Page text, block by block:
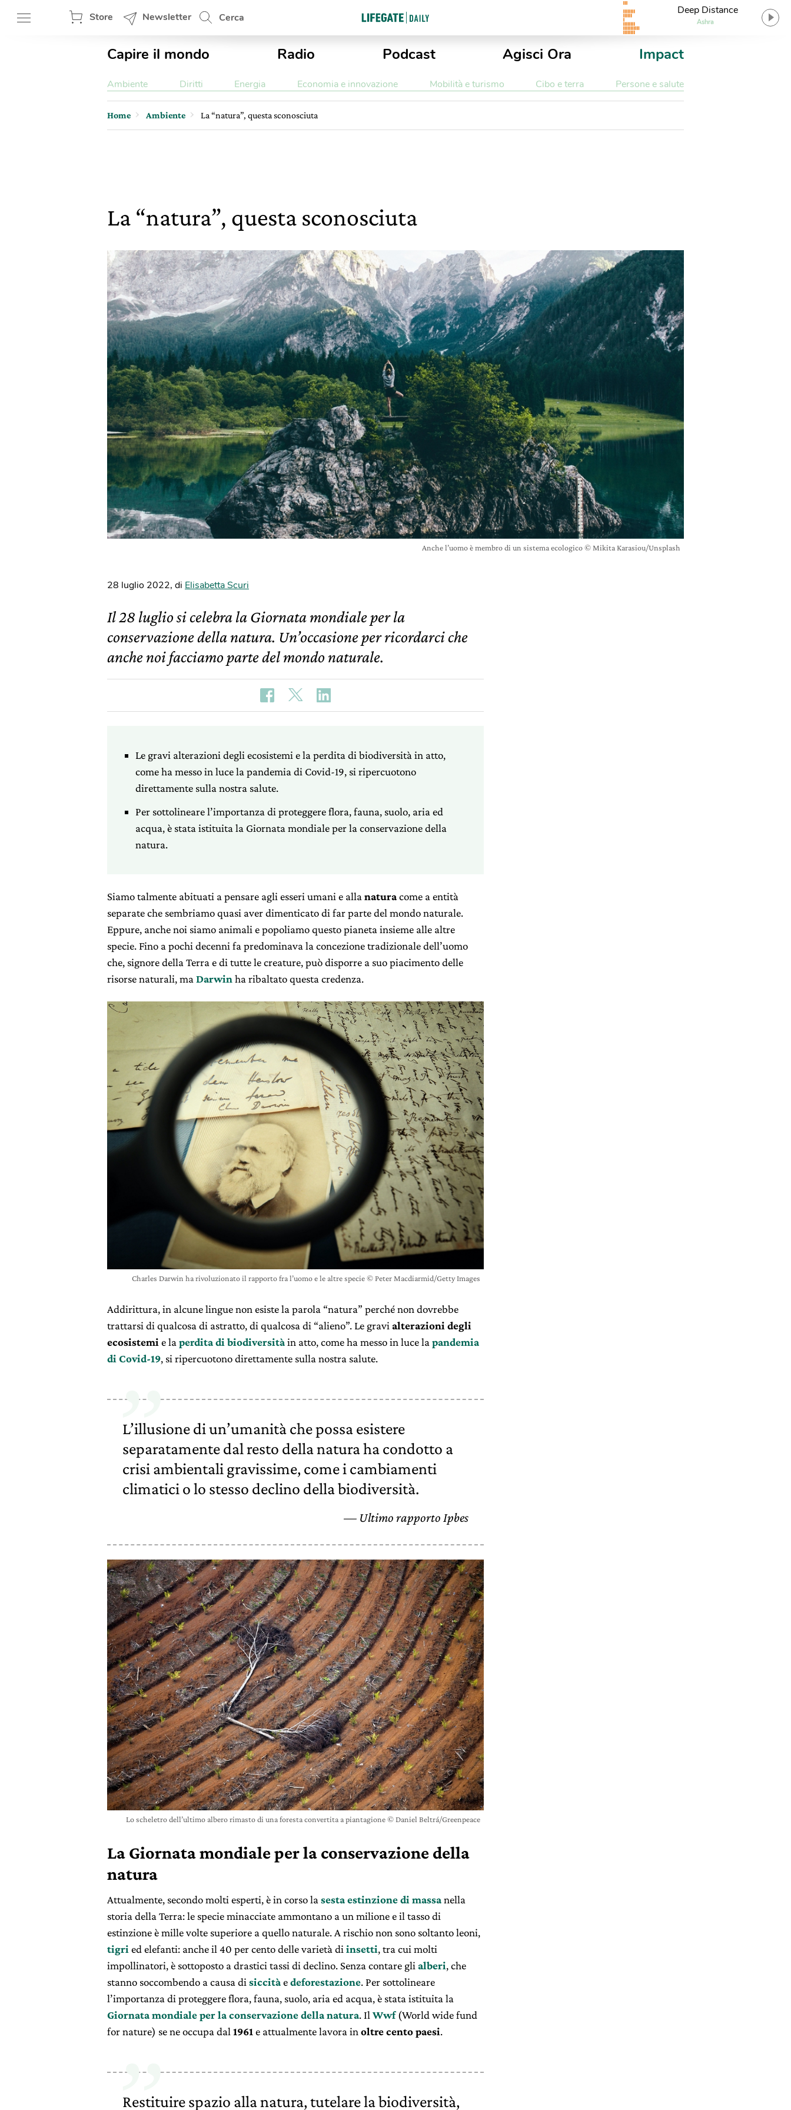
Store Newsletter Cerca
Deep Distance
Ashra
Capire il mondo Radio Podcast Agisci Ora Impact
Ambiente Diritti Energia Economia e innovazione Mobilità e turismo Cibo e terra Persone e salute
Home Ambiente La “natura”, questa sconosciuta
La “natura”, questa sconosciuta
Anche l’uomo è membro di un sistema ecologico © Mikita Karasiou/Unsplash
28 luglio 2022, di Elisabetta Scuri
Il 28 luglio si celebra la Giornata mondiale per la
conservazione della natura. Un’occasione per ricordarci che
anche noi facciamo parte del mondo naturale.
Le gravi alterazioni degli ecosistemi e la perdita di biodiversità in atto,
come ha messo in luce la pandemia di Covid-19, si ripercuotono
direttamente sulla nostra salute.
Per sottolineare l’importanza di proteggere flora, fauna, suolo, aria ed
acqua, è stata istituita la Giornata mondiale per la conservazione della
natura.
Siamo talmente abituati a pensare agli esseri umani e alla naturacome a entità
separate che sembriamo quasi aver dimenticato di far parte del mondo naturale.
Eppure, anche noi siamo animali e popoliamo questo pianeta insieme alle altre
specie. Fino a pochi decenni fa predominava la concezione tradizionale dell’uomo
che, signore della Terra e di tutte le creature, può disporre a suo piacimento delle
risorse naturali, ma Darwin ha ribaltato questa credenza.
Charles Darwin ha rivoluzionato il rapporto fra l’uomo e le altre specie © Peter Macdiarmid/Getty Images
Addirittura, in alcune lingue non esiste la parola “natura” perché non dovrebbe
trattarsi di qualcosa di astratto, di qualcosa di “alieno”. Le gravi alterazioni degli
ecosistemi e la perdita di biodiversitàin atto, come ha messo in luce la pandemia
di Covid-19, si ripercuotono direttamente sulla nostra salute.
L’illusione di un’umanità che possa esistere
separatamente dal resto della natura ha condotto a
crisi ambientali gravissime, come i cambiamenti
climatici o lo stesso declino della biodiversità.
Ultimo rapporto Ipbes
Lo scheletro dell’ultimo albero rimasto di una foresta convertita a piantagione © Daniel Beltrá/Greenpeace
La Giornata mondiale per la conservazione della
natura
Attualmente, secondo molti esperti, è in corso lasesta estinzione di massanella
storia della Terra: le specie minacciate ammontano a un milione e il tasso di
estinzione è mille volte superiore a quello naturale. A rischio non sono soltanto leoni,
tigried elefanti: anche il 40 per cento delle varietà diinsetti, tra cui molti
impollinatori, è sottoposto a drastici tassi di declino. Senza contare glialberi, che
stanno soccombendo a causa disiccitàedeforestazione. Per sottolineare
l’importanza di proteggere flora, fauna, suolo, aria ed acqua, è stata istituita la
Giornata mondiale per la conservazione della natura. IlWwf(World wide fund
for nature) se ne occupa dal1961e attualmente lavora inoltre cento paesi.
Restituire spazio alla natura, tutelare la biodiversità,